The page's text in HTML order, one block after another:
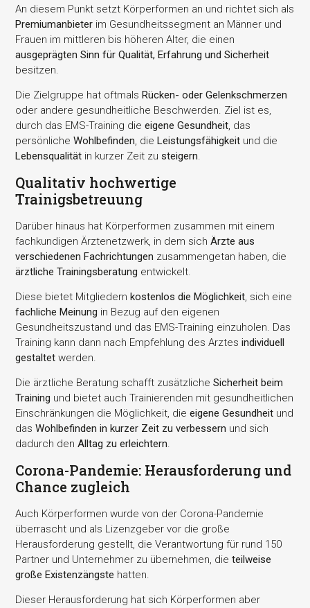
An diesem Punkt setzt Körperformen an und richtet sich als
Premiumanbieter im Gesundheitssegment an Männer und
Frauen im mittleren bis höheren Alter, die einen
ausgeprägten Sinn für Qualität, Erfahrung und Sicherheit
besitzen.
Die Zielgruppe hat oftmalsRücken- oder Gelenkschmerzen
oder andere gesundheitliche Beschwerden. Ziel ist es,
durch das EMS-Training dieeigene Gesundheit, das
persönlicheWohlbefinden, dieLeistungsfähigkeit und die
Lebensqualität in kurzer Zeit zusteigern.
Qualitativ hochwertige
Trainigsbetreuung
Darüber hinaus hat Körperformen zusammen mit einem
fachkundigen Ärztenetzwerk, in dem sichÄrzte aus
verschiedenen Fachrichtungen zusammengetan haben, die
ärztliche Trainingsberatung entwickelt.
Diese bietet Mitgliedernkostenlos die Möglichkeit, sich eine
fachliche Meinung in Bezug auf den eigenen
Gesundheitszustand und das EMS-Training einzuholen. Das
Training kann dann nach Empfehlung des Arztesindividuell
gestaltet werden.
Die ärztliche Beratung schafft zusätzlicheSicherheit beim
Training und bietet auch Trainierenden mit gesundheitlichen
Einschränkungen die Möglichkeit, dieeigene Gesundheit und
dasWohlbefinden in kurzer Zeit zu verbessern und sich
dadurch denAlltag zu erleichtern.
Corona-Pandemie: Herausforderung und
Chance zugleich
Auch Körperformen wurde von der Corona-Pandemie
überrascht und als Lizenzgeber vor die große
Herausforderung gestellt, die Verantwortung für rund 150
Partner und Unternehmer zu übernehmen, dieteilweise
große Existenzängste hatten.
Dieser Herausforderung hat sich Körperformen aber